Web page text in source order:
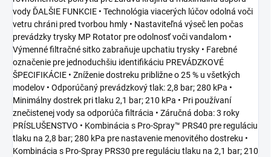
vody ĎALŠIE FUNKCIE • Technológia viacerých lúčov odolná voči
vetru chráni pred tvorbou hmly • Nastaviteľná výseč len počas
prevádzky trysky MP Rotator pre odolnosť voči vandalom •
Výmenné filtračné sitko zabraňuje upchatiu trysky • Farebné
označenie pre jednoduchšiu identifikáciu PREVÁDZKOVÉ
ŠPECIFIKÁCIE • Zníženie dostreku približne o 25 % u všetkých
modelov • Odporúčaný prevádzkový tlak: 2,8 bar; 280 kPa •
Minimálny dostrek pri tlaku 2,1 bar; 210 kPa • Pri používaní
znečistenej vody sa odporúča filtrácia • Záručná doba: 3 roky
PRÍSLUŠENSTVO • Kombinácia s Pro-Spray™ PRS40 pre reguláciu
tlaku na 2,8 bar; 280 kPa pre nastavenie menovitého dostreku •
Kombinácia s Pro-Spray PRS30 pre reguláciu tlaku na 2,1 bar; 210